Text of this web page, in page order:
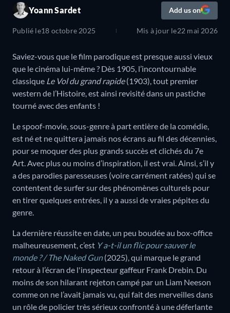
Yoann Sardet Add us on
Publié le18 octobre 2025 Mis à jour le22 mai 2026
Saviez-vous que le film parodique est presque aussi vieux
que le cinéma lui-même ? Dès 1905, l’incontournable
classique Le Vol du grand rapide(1903), tout premier
western de l’Histoire, est ainsi revisité dans un pastiche
tourné avec des enfants !
Le spoof-movie, sous-genre à part entière de la comédie,
est né et ne quittera jamais nos écrans au fil des décennies,
pour se moquer des plus grands succès et clichés du 7e
Art. Avec plus ou moins d’inspiration, il est vrai. Ainsi, s’il y
a des parodies paresseuses (voire carrément ratées) qui se
contentent de surfer sur des phénomènes culturels pour
en tirer quelques entrées, il y a aussi de vraies pépites du
genre.
La dernière réussite en date, un peu boudée au box-office
malheureusement, c’est Y a-t-il un flic pour sauver le
monde ? / The Naked Gun(2025), qui marque le grand
retour à l’écran de l'inspecteur gaffeur Frank Drebin. Du
moins de son hilarant rejeton campé par un Liam Neeson
comme on ne l’avait jamais vu, qui fait des merveilles dans
un rôle de policier très sérieux confronté à une déferlante